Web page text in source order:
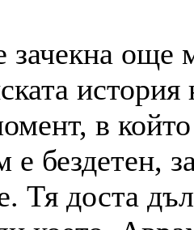
още
в
е бездетен,
Тя доста